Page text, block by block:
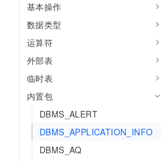
基本操作
数据类型
运算符
外部表
临时表
内置包
DBMS_ALERT
DBMS_APPLICATION_INFO
DBMS_AQ